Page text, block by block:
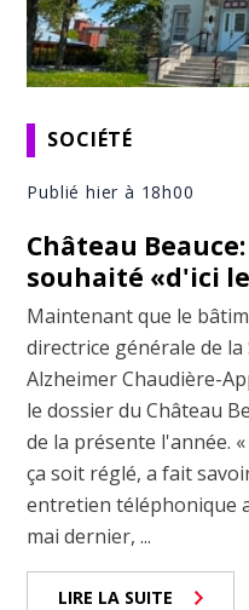
SOCIÉTÉ
Publié hier à 18h00
Château
souhaité «d'ici
Maintenant que le
directrice générale de la
Alzheimer Chaudière-
le dossier du Château
de la présente l'année.
ça soit réglé, a fait
entretien téléphonique
mai dernier, ...
LIRE LA SUITE